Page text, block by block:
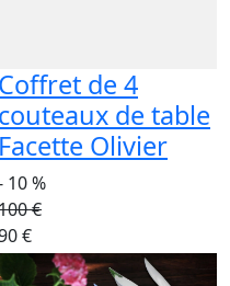
Coffret de 4
couteaux de table
Facette Olivier
10 %
€
€